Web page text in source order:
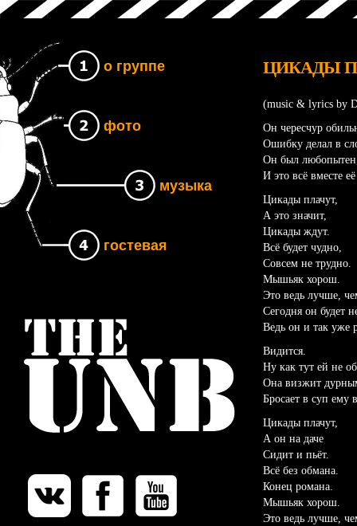
о группе
фото
музыка
гостевая
Группа The UNB
ЦИКАДЫ
(music & lyrics by
Он чересчур
Ошибку делал в
Он был любопытен,
И это всё вместе
Цикады плачут,
А это значит,
Цикады ждут.
Всё будет чудно,
Совсем не трудно.
Мышьяк хорош.
Это ведь лучше,
Сегодня он будет
Ведь он и так уже
Видится.
Ну как тут ей не
Она визжит
Бросает в суп ему
Цикады плачут,
А он на даче
Сидит и пьёт.
Всё без обмана.
Конец романа.
Мышьяк хорош.
Это ведь лучше,